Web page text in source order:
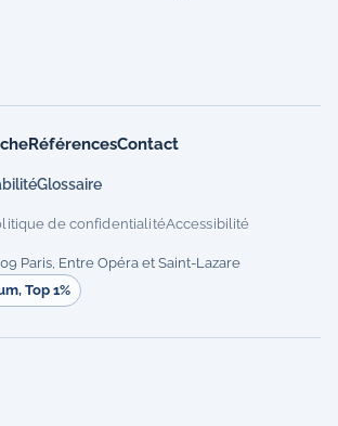
RéférencesContact
Glossaire
de confidentialitéAccessibilité
Paris, Entre Opéra et Saint-Lazare
Top 1%